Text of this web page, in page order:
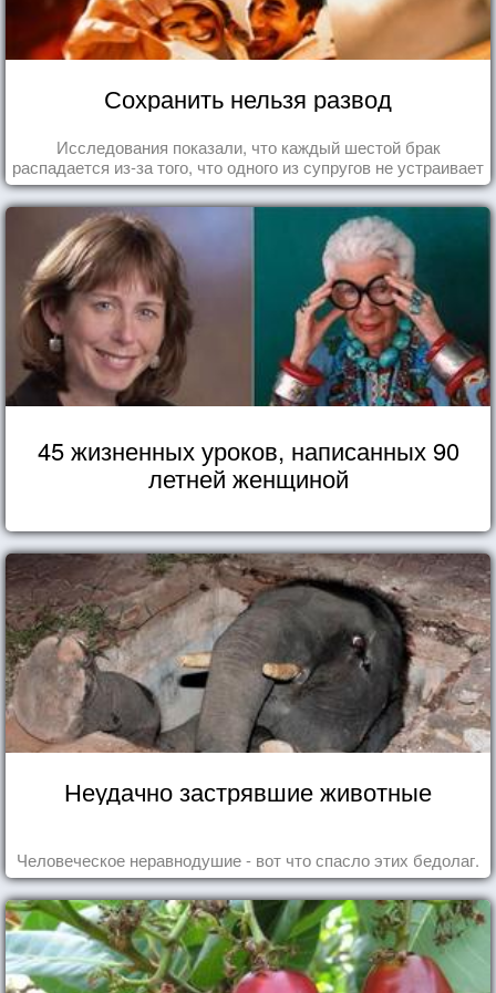
Сохранить нельзя развод
Исследования показали, что каждый шестой брак
распадается из-за того, что одного из супругов не устраивает
та роль, которая выпала ему в семье.
45 жизненных уроков, написанных 90
летней женщиной
Неудачно застрявшие животные
Человеческое неравнодушие - вот что спасло этих бедолаг.